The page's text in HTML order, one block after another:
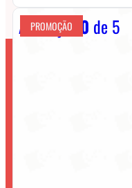
Avaliação 0 de 5
PROMOÇÃO